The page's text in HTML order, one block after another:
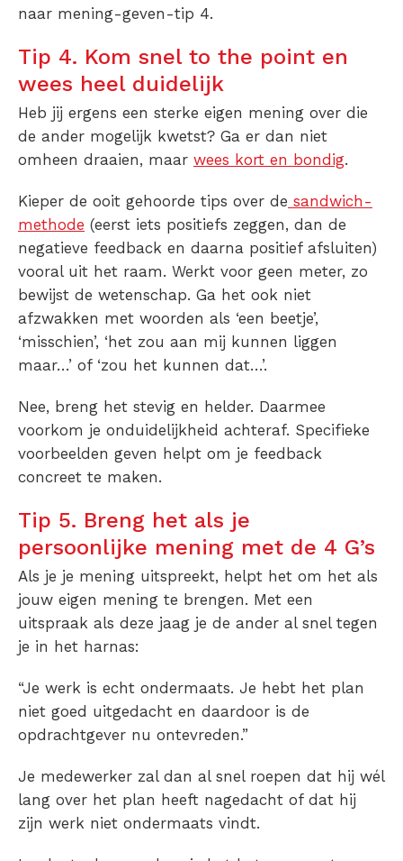
naar mening-geven-tip 4.
Tip 4. Kom snel to the point en
wees heel duidelijk
Heb jij ergens een sterke eigen mening over die
de ander mogelijk kwetst? Ga er dan niet
omheen draaien, maar wees kort en bondig.
Kieper de ooit gehoorde tips over de sandwich-
methode (eerst iets positiefs zeggen, dan de
negatieve feedback en daarna positief afsluiten)
vooral uit het raam. Werkt voor geen meter, zo
bewijst de wetenschap. Ga het ook niet
afzwakken met woorden als ‘een beetje’,
‘misschien’, ‘het zou aan mij kunnen liggen
maar…’ of ‘zou het kunnen dat…’.
Nee, breng het stevig en helder. Daarmee
voorkom je onduidelijkheid achteraf. Specifieke
voorbeelden geven helpt om je feedback
concreet te maken.
Tip 5. Breng het als je
persoonlijke mening met de 4 G’s
Als je je mening uitspreekt, helpt het om het als
jouw eigen mening te brengen. Met een
uitspraak als deze jaag je de ander al snel tegen
je in het harnas:
“Je werk is echt ondermaats. Je hebt het plan
niet goed uitgedacht en daardoor is de
opdrachtgever nu ontevreden.”
Je medewerker zal dan al snel roepen dat hij wél
lang over het plan heeft nagedacht of dat hij
zijn werk niet ondermaats vindt.